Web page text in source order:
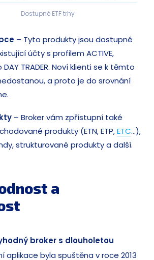
Dostupné ETF trhy
– Tyto produkty jsou dostupné
účty s profilem ACTIVE,
DAY TRADER. Noví klienti se k těmto
a proto je do srovnání
– Broker vám zpřístupní také
produkty (ETN, ETP,ETC…),
strukturované produkty a další.
a
broker s dlouholetou
aplikace byla spuštěna v roce 2013